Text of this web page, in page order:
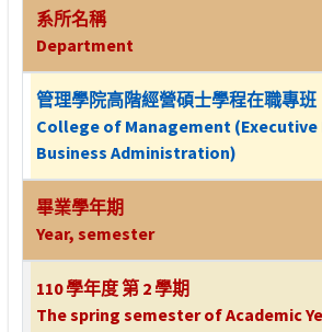
系所名稱
Department
管理學院高階經營碩士學程在職專班
College of Management (Executive
Business Administration)
畢業學年期
Year, semester
110 學年度 第 2 學期
The spring semester of Academic